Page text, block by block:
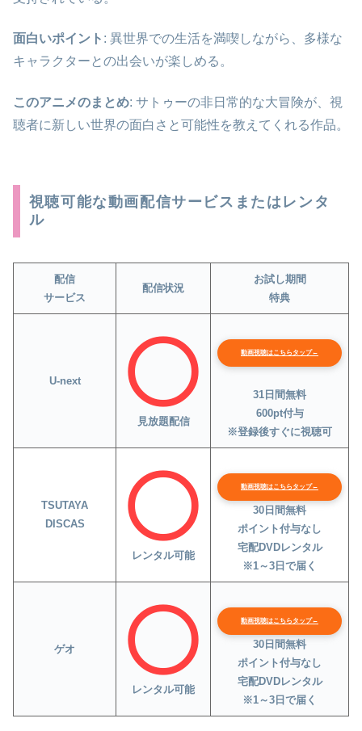
面白いポイント : 異世界での生活を満喫しながら、多様な
キャラクターとの出会いが楽しめる。
このアニメのまとめ: サトゥーの非日常的な大冒険が、視
聴者に新しい世界の面白さと可能性を教えてくれる作品。
視聴可能な動画配信サービスまたはレンタ
ル
配信
サービス
配信状況
お試し期間
特典
U-next
見放題配信
動画視聴はこちらタップ←
31日間無料
600pt付与
※登録後すぐに視聴可
TSUTAYA
DISCAS
レンタル可能
動画視聴はこちらタップ←
30日間無料
ポイント付与なし
宅配DVDレンタル
※1～3日で届く
ゲオ
レンタル可能
動画視聴はこちらタップ←
30日間無料
ポイント付与なし
宅配DVDレンタル
※1～3日で届く